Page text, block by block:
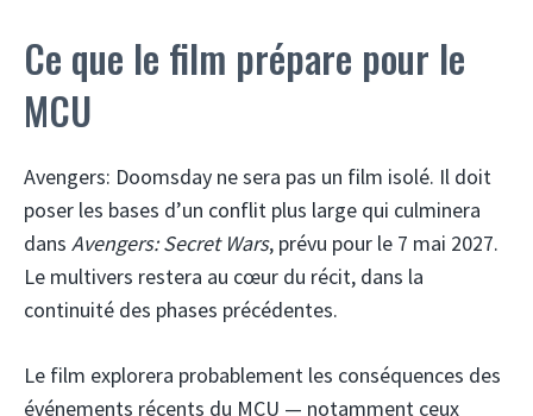
Ce que le film prépare pour le
MCU
Avengers: Doomsday ne sera pas un film isolé. Il doit
poser les bases d’un conflit plus large qui culminera
dans Avengers: Secret Wars, prévu pour le 7 mai 2027.
Le multivers restera au cœur du récit, dans la
continuité des phases précédentes.
Le film explorera probablement les conséquences des
événements récents du MCU — notamment ceux